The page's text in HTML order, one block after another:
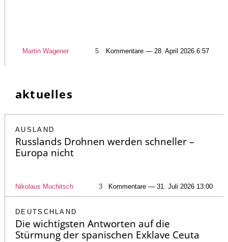
Martin Wagener 5 Kommentare — 28. April 2026 6:57
aktuelles
AUSLAND
Russlands Drohnen werden schneller –
Europa nicht
Nikolaus Muchitsch 3 Kommentare — 31. Juli 2026 13:00
DEUTSCHLAND
Die wichtigsten Antworten auf die
Stürmung der spanischen Exklave Ceuta